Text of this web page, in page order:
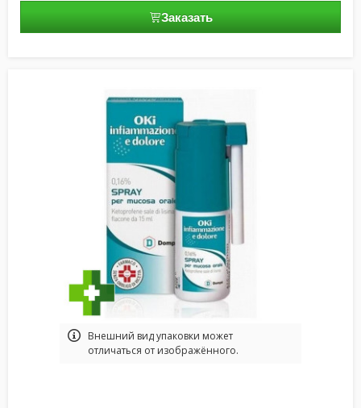
Заказать
Bнешний вид упаковки может
отличаться от изображённого.